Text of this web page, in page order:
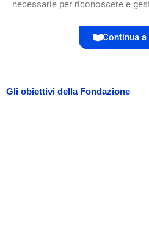
necessarie per riconoscere e
Continua
Gli obiettivi della Fondazione